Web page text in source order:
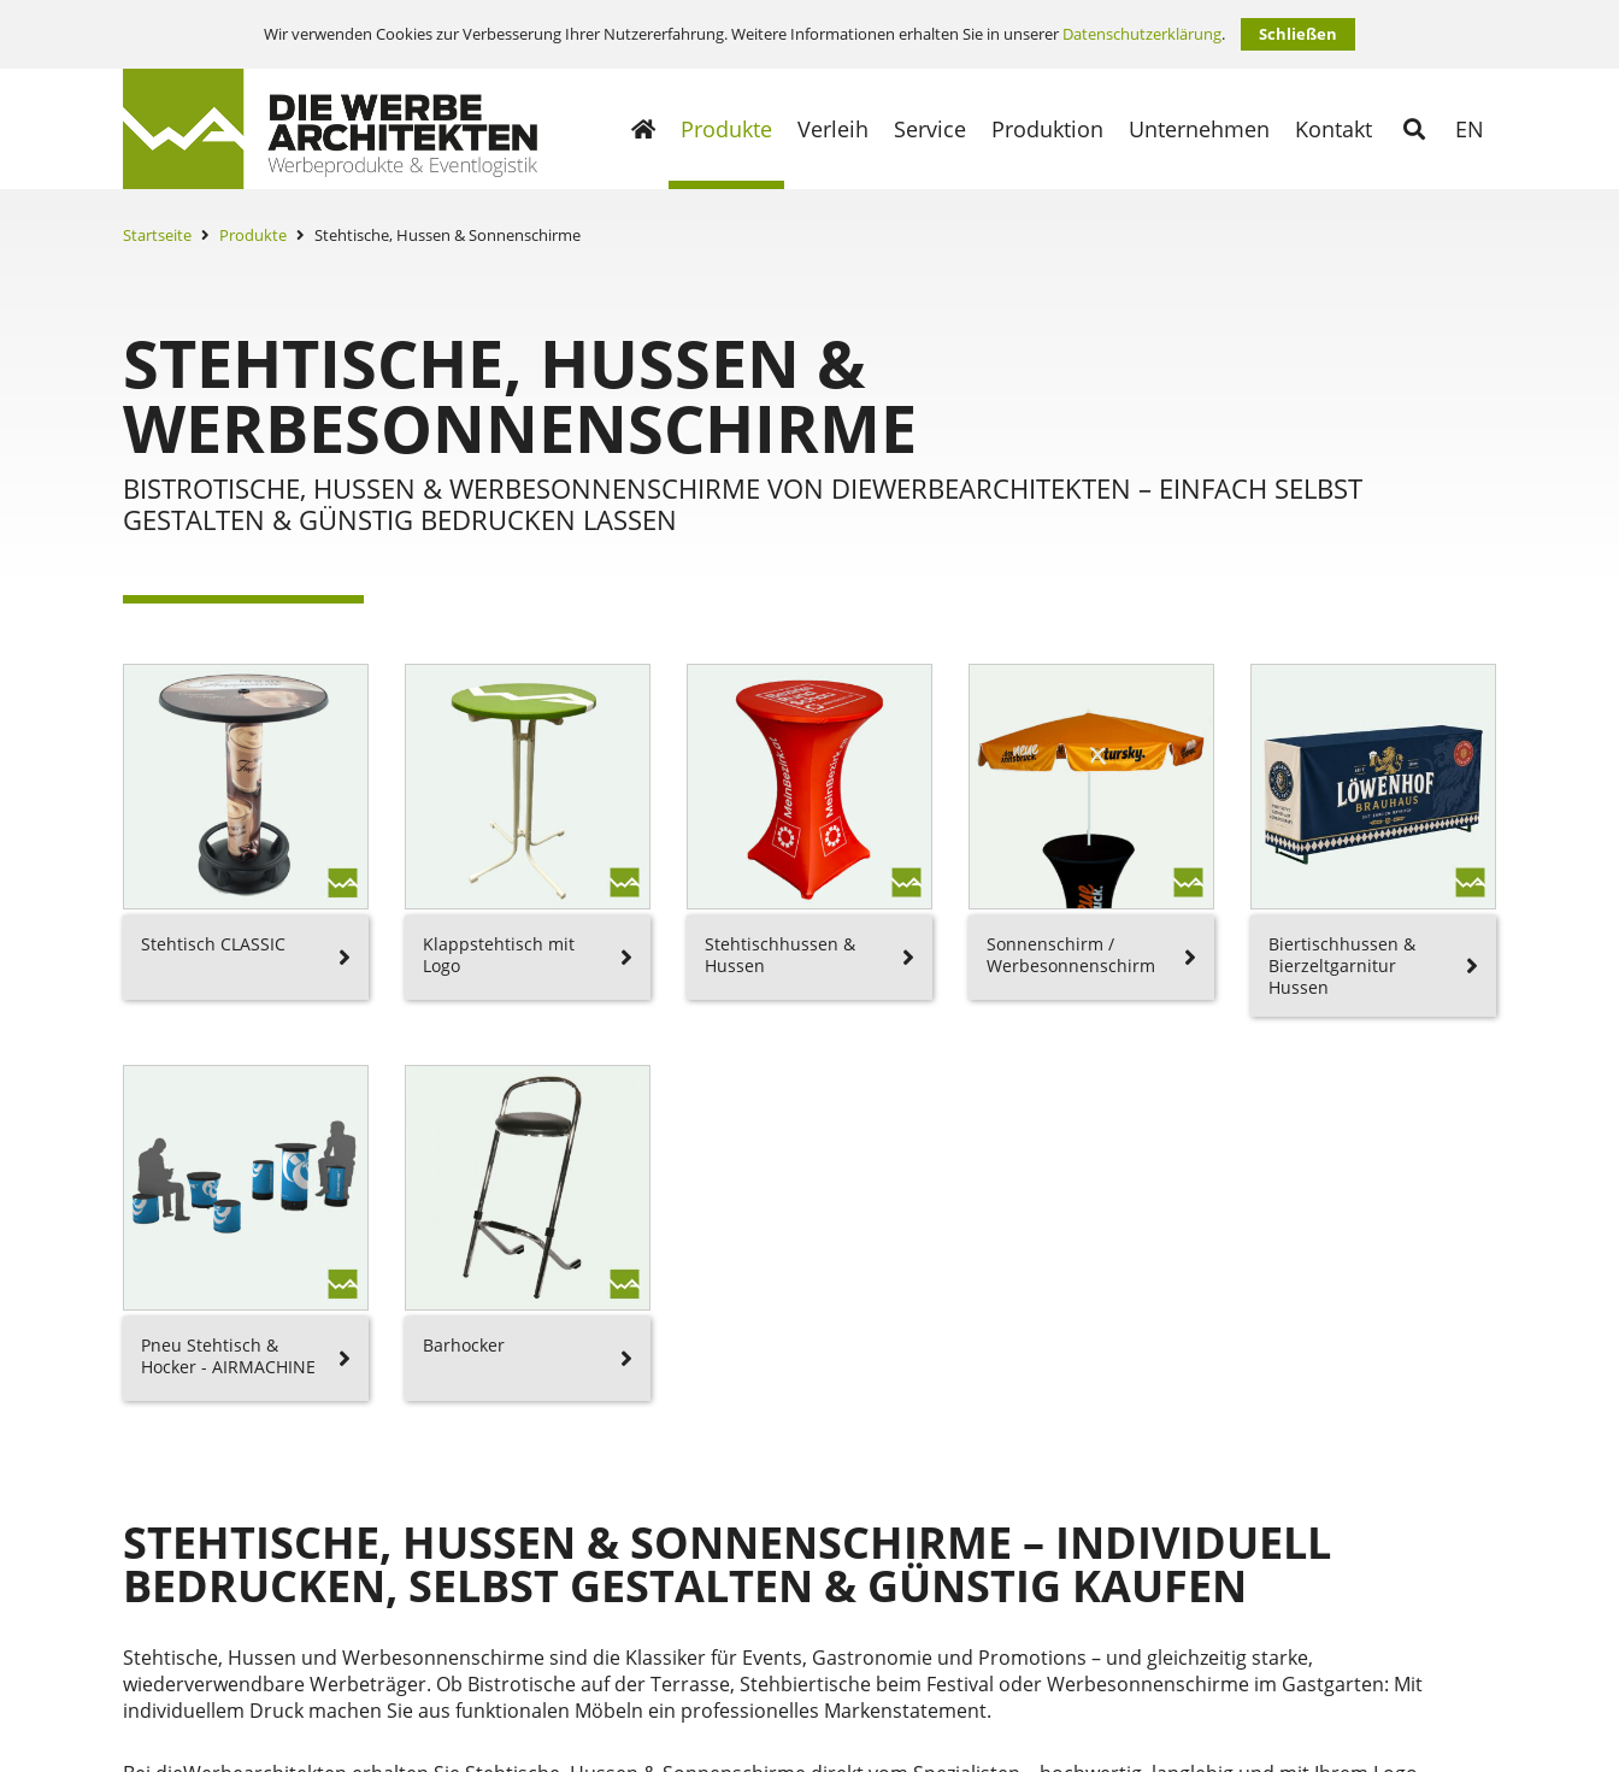
Wir verwenden Cookies zur Verbesserung Ihrer Nutzererfahrung. Weitere Informationen erhalten Sie in unserer Datenschutzerklärung. Schließen
Produkte Verleih Service Produktion Unternehmen Kontakt EN
Startseite Produkte Stehtische, Hussen & Sonnenschirme
STEHTISCHE, HUSSEN &
WERBESONNENSCHIRME
BISTROTISCHE, HUSSEN & WERBESONNENSCHIRME VON DIEWERBEARCHITEKTEN – EINFACH SELBST
GESTALTEN & GÜNSTIG BEDRUCKEN LASSEN
Stehtisch CLASSIC
Klappstehtisch mit
Logo
Stehtischhussen &
Hussen
Sonnenschirm /
Werbesonnenschirm
Biertischhussen &
Bierzeltgarnitur
Hussen
Pneu Stehtisch &
Hocker - AIRMACHINE
Barhocker
STEHTISCHE, HUSSEN & SONNENSCHIRME – INDIVIDUELL
BEDRUCKEN, SELBST GESTALTEN & GÜNSTIG KAUFEN
Stehtische, Hussen und Werbesonnenschirme sind die Klassiker für Events, Gastronomie und Promotions – und gleichzeitig starke,
wiederverwendbare Werbeträger. Ob Bistrotische auf der Terrasse, Stehbiertische beim Festival oder Werbesonnenschirme im Gastgarten: Mit
individuellem Druck machen Sie aus funktionalen Möbeln ein professionelles Markenstatement.